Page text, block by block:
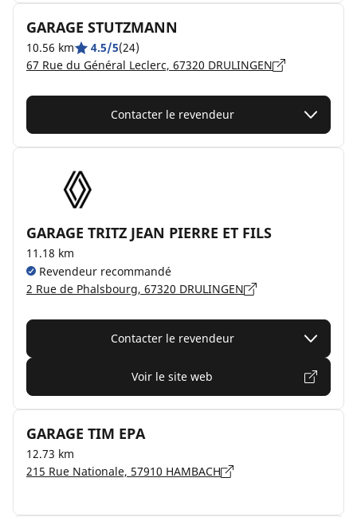
GARAGE STUTZMANN
10.56 km 4.5/5(24)
67 Rue du Général Leclerc, 67320 DRULINGEN
Contacter le revendeur
GARAGE TRITZ JEAN PIERRE ET FILS
11.18 km
Revendeur recommandé
2 Rue de Phalsbourg, 67320 DRULINGEN
Contacter le revendeur
Voir le site web
GARAGE TIM EPA
12.73 km
215 Rue Nationale, 57910 HAMBACH